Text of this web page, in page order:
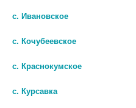
шт
В КОРЗИНУ
с. Ивановское
с. Кочубеевское
с. Краснокумское
с. Курсавка